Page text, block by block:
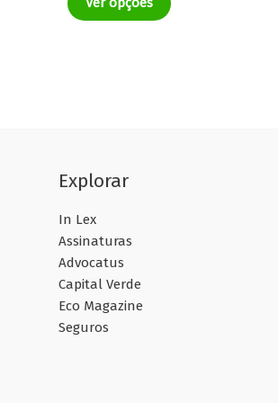
Explorar
In Lex
Assinaturas
Advocatus
Capital Verde
Eco Magazine
Seguros